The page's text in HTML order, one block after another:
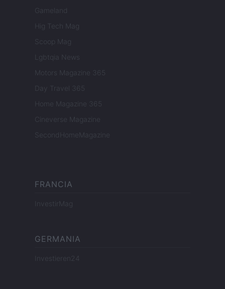
Gameland
Hig Tech Mag
Scoop Mag
Lgbtqia News
Motors Magazine 365
Day Travel 365
Home Magazine 365
Cineverse Magazine
SecondHomeMagazine
FRANCIA
InvestirMag
GERMANIA
Investieren24